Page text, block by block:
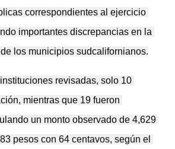
correspondientes al ejercicio
importantes discrepancias en la
los municipios sudcalifornianos.
mientras que 19 fueron
un monto observado de 4,629
pesos con 64 centavos, según el